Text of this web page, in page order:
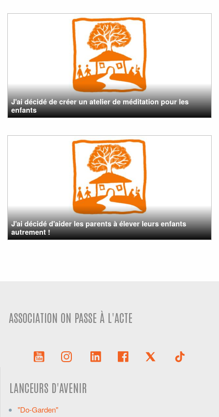
J'ai décidé de créer un atelier de méditation pour les
enfants
J'ai décidé d'aider les parents à élever leurs enfants
autrement !
ASSOCIATION ON PASSE À L'ACTE
LANCEURS D'AVENIR
"Do-Garden"